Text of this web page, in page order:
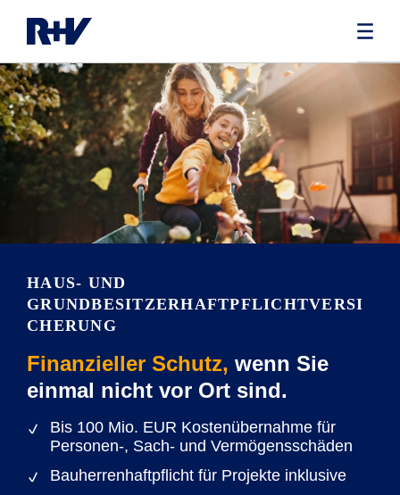
HAUS- UND
GRUNDBESITZERHAFTPFLICHTVERSI
CHERUNG
Finanzieller Schutz, wenn Sie
einmal nicht vor Ort sind.
Bis 100 Mio. EUR Kostenübernahme für
Personen-, Sach- und Vermögensschäden
Bauherrenhaftpflicht für Projekte inklusive